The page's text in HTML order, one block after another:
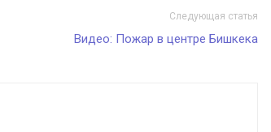
Следующая статья
Видео: Пожар в центре Бишкека